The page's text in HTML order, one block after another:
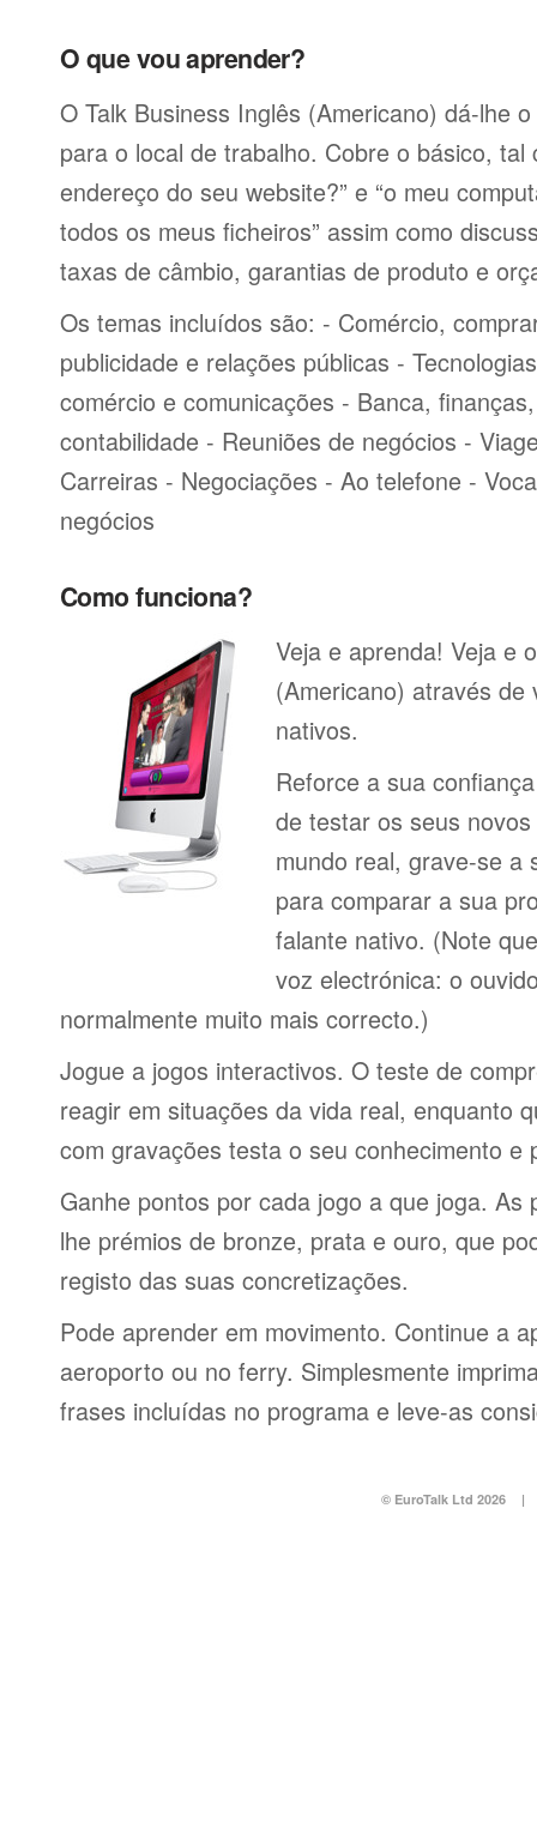
O que vou aprender?
O Talk Business Inglês (Americano) dá-lhe
para o local de trabalho. Cobre o básico, tal
endereço do seu website?” e “o meu
todos os meus ficheiros” assim como
taxas de câmbio, garantias de produto e
Os temas incluídos são: - Comércio,
publicidade e relações públicas -
comércio e comunicações - Banca,
contabilidade - Reuniões de negócios -
Carreiras - Negociações - Ao telefone -
negócios
Como funciona?
Veja e aprenda! Veja e
(Americano) através
nativos.
Reforce a sua
de testar os seus
mundo real, grave-se a
para comparar a sua
falante nativo. (Note
voz electrónica: o
normalmente muito mais correcto.)
Jogue a jogos interactivos. O teste de
reagir em situações da vida real, enquanto
com gravações testa o seu conhecimento e
Ganhe pontos por cada jogo a que joga. As
lhe prémios de bronze, prata e ouro, que
registo das suas concretizações.
Pode aprender em movimento. Continue a
aeroporto ou no ferry. Simplesmente
frases incluídas no programa e leve-as
© EuroTalk Ltd 2026 |